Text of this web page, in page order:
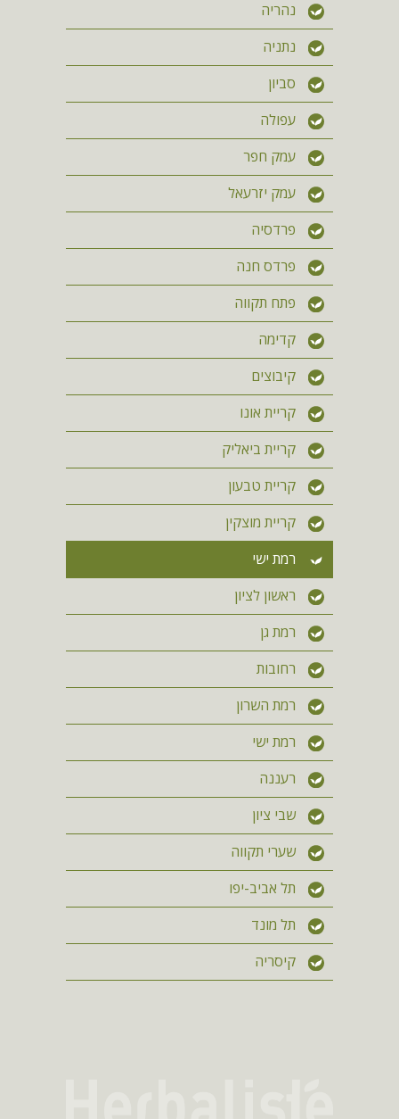
נהריה
נתניה
סביון
עפולה
עמק חפר
עמק יזרעאל
פרדסיה
פרדס חנה
פתח תקווה
קדימה
קיבוצים
קריית אונו
קריית ביאליק
קריית טבעון
קריית מוצקין
רמת ישי
ראשון לציון
רמת גן
רחובות
רמת השרון
רמת ישי
רעננה
שבי ציון
שערי תקווה
תל אביב-יפו
תל מונד
קיסריה